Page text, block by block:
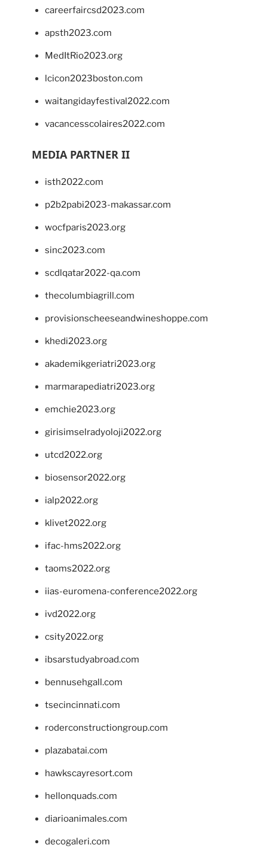
careerfaircsd2023.com
apsth2023.com
MedItRio2023.org
lcicon2023boston.com
waitangidayfestival2022.com
vacancesscolaires2022.com
MEDIA PARTNER II
isth2022.com
p2b2pabi2023-makassar.com
wocfparis2023.org
sinc2023.com
scdlqatar2022-qa.com
thecolumbiagrill.com
provisionscheeseandwineshoppe.com
khedi2023.org
akademikgeriatri2023.org
marmarapediatri2023.org
emchie2023.org
girisimselradyoloji2022.org
utcd2022.org
biosensor2022.org
ialp2022.org
klivet2022.org
ifac-hms2022.org
taoms2022.org
iias-euromena-conference2022.org
ivd2022.org
csity2022.org
ibsarstudyabroad.com
bennusehgall.com
tsecincinnati.com
roderconstructiongroup.com
plazabatai.com
hawkscayresort.com
hellonquads.com
diarioanimales.com
decogaleri.com